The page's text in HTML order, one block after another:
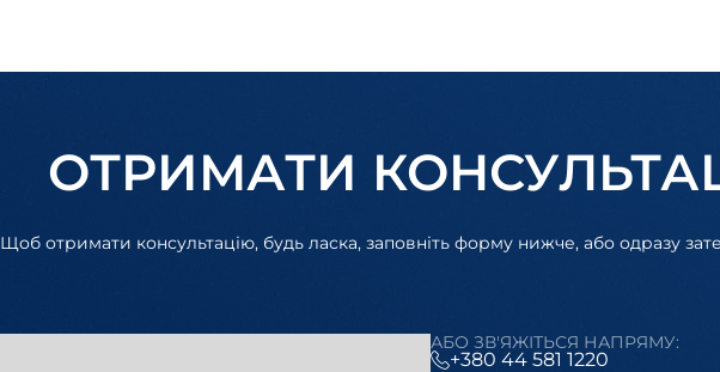
ОТРИМАТИ
Щоб отримати консультацію, будь ласка, заповніть форму нижче, або одразу
АБО ЗВ'ЯЖІТЬСЯ НАПРЯМУ:
+380 44 581 1220